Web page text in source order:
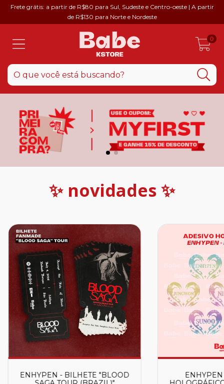
Frete grátis: a partir de R$80 para Sul, Sudeste e Centro-oeste | A partir
de R$130 para Norte e Nordeste
0
✨ novidades ✨
ENHYPEN - BILHETE "BLOOD